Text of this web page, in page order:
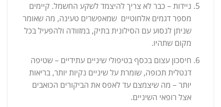
ניידות – כבר לא צריך להיצמד לשקע החשמל. קיימים
מספר דגמים אלחוטיים שמאפשרים טעינה, מה שאומר
שניתן לנסוע עם הסילונית בתיק, במזוודה ולהפעיל בכל
מקום שתהיו.
חיסכון עצום בכסף בטיפולי שיניים עתידיים – שטיפה
דנטלית תכופה, שומרת על שיניים נקיות יותר, בריאות
יותר – מה שיצמצם עד לאפס את הביקורים הכואבים
אצל רופאי השיניים.